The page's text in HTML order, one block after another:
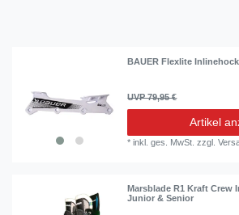
BAUER Flexlite
UVP 79,95 €
Artikel
*inkl. ges. MwSt. zzgl.
Marsblade R1 Kraft Crew
Junior & Senior